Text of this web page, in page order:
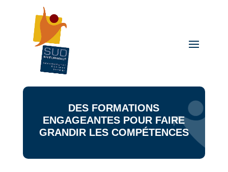
DES FORMATIONS
ENGAGEANTES POUR FAIRE
GRANDIR LES COMPÉTENCES